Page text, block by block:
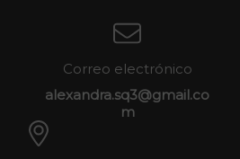
Correo electrónico
alexandra.sq3@gmail.co
m